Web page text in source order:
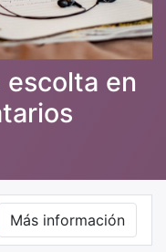
escolta en
Más información